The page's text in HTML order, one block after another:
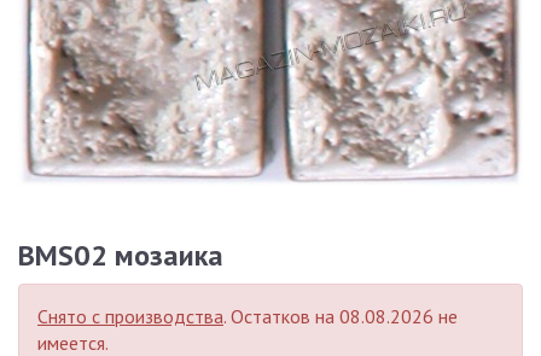
BMS02 мозаика
Снято с производства. Остатков на 08.08.2026 не
имеется.